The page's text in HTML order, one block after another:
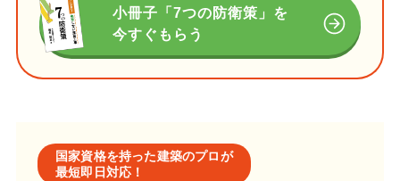
小冊子「7つの防衛策」を
今すぐもらう
国家資格を持った建築のプロが
最短即日対応！